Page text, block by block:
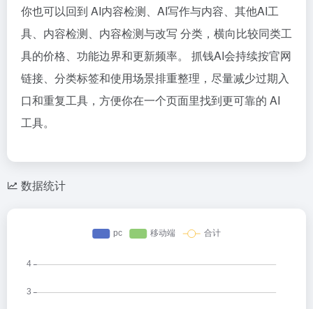
你也可以回到 AI内容检测、AI写作与内容、其他AI工
具、内容检测、内容检测与改写 分类，横向比较同类工
具的价格、功能边界和更新频率。 抓钱AI会持续按官网
链接、分类标签和使用场景排重整理，尽量减少过期入
口和重复工具，方便你在一个页面里找到更可靠的 AI
工具。
数据统计